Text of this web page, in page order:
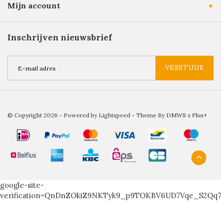
Mijn account
Inschrijven nieuwsbrief
VERSTUUR
© Copyright 2026 - Powered by Lightspeed - Theme By DMWS x Plus+
google-site-